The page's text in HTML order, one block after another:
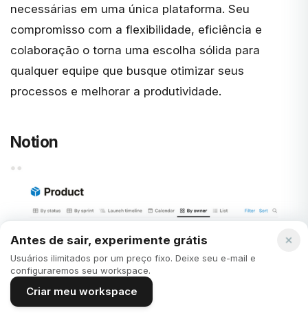
necessárias em uma única plataforma. Seu
compromisso com a flexibilidade, eficiência e
colaboração o torna uma escolha sólida para
qualquer equipe que busque otimizar seus
processos e melhorar a produtividade.
Notion
Antes de sair, experimente grátis
Usuários ilimitados por um preço fixo. Deixe seu e-mail e
configuraremos seu workspace.
Criar meu workspace